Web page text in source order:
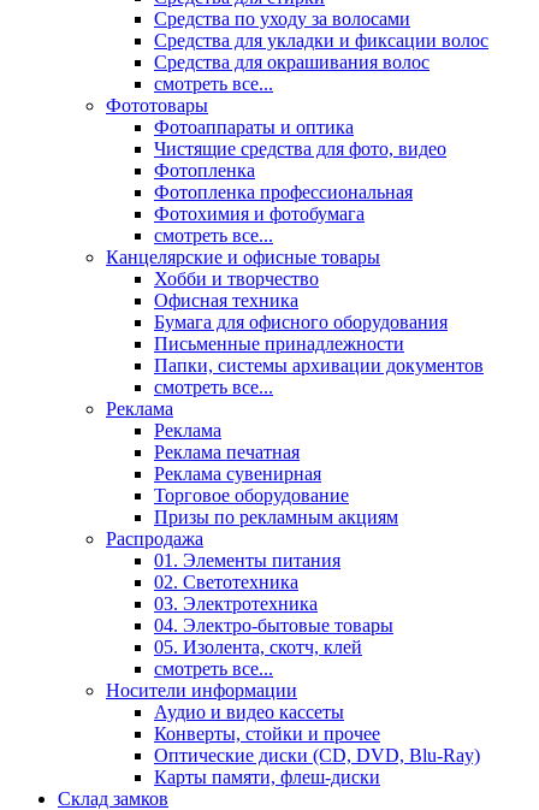
Средства по уходу за волосами
Средства для укладки и фиксации волос
Средства для окрашивания волос
смотреть все...
Фототовары
Фотоаппараты и оптика
Чистящие средства для фото, видео
Фотопленка
Фотопленка профессиональная
Фотохимия и фотобумага
смотреть все...
Канцелярские и офисные товары
Хобби и творчество
Офисная техника
Бумага для офисного оборудования
Письменные принадлежности
Папки, системы архивации документов
смотреть все...
Реклама
Реклама
Реклама печатная
Реклама сувенирная
Торговое оборудование
Призы по рекламным акциям
Распродажа
01. Элементы питания
02. Светотехника
03. Электротехника
04. Электро-бытовые товары
05. Изолента, скотч, клей
смотреть все...
Носители информации
Аудио и видео кассеты
Конверты, стойки и прочее
Оптические диски (CD, DVD, Blu-Ray)
Карты памяти, флеш-диски
Склад замков